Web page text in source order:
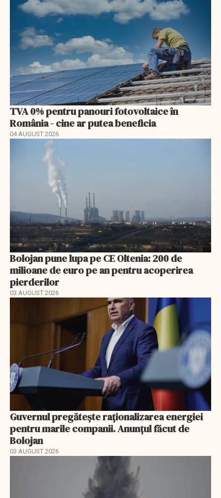
TVA 0% pentru panouri fotovoltaice în
România - cine ar putea beneficia
04 AUGUST 2026
Bolojan pune lupa pe CE Oltenia: 200 de
milioane de euro pe an pentru acoperirea
pierderilor
03 AUGUST 2026
Guvernul pregătește raționalizarea energiei
pentru marile companii. Anunțul făcut de
Bolojan
03 AUGUST 2026